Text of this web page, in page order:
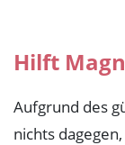
Hilft
Aufgrund des
nichts